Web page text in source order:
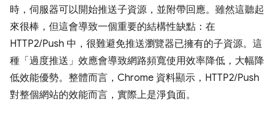
時，伺服器可以開始推送子資源，並附帶回應。雖然這聽起
來很棒，但這會導致一個重要的結構性缺點：在
HTTP2/Push 中，很難避免推送瀏覽器已擁有的子資源。這
種「過度推送」效應會導致網路頻寬使用效率降低，大幅降
低效能優勢。整體而言，Chrome 資料顯示，HTTP2/Push
對整個網站的效能而言，實際上是淨負面。